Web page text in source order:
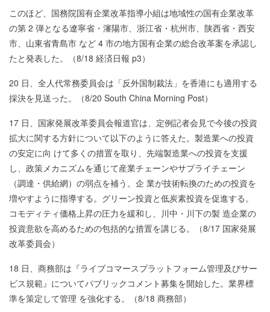
このほど、国務院国有企業改革指導小組は地域性の国有企業改革
の第 2 弾となる遼寧省・瀋陽市、浙江省・杭州市、陕西省・西安
市、山東省青島市 など 4 市の地方国有企業の総合改革案を承認し
たと発表した。（8/18 経済日報 p3）
20 日、全人代常務委員会は「反外国制裁法」を香港にも適用する
採決を見送った。（8/20 South China Morning Post）
17 日、国家発展改革委員会報道官は、定例記者会見で今後の投資
拡大に関する方針について以下のように答えた。製造業への投資
の安定に向 けて多くの措置を取り、先端製造業への投資を支援
し、政策メカニズムを通じて産業チェーンやサプライチェーン
（調達・供給網）の弱点を補う。企 業が技術転換のための投資を
増やすように指導する。グリーン投資と低炭素投資を促進する。
コモディティ価格上昇の圧力を緩和し、川中・川下の製 造企業の
投資意欲を高めるための包括的な措置を講じる。（8/17 国家発展
改革委員会）
18 日、商務部は『ライブコマースプラットフォーム管理及びサー
ビス規範』についてパブリックコメント募集を開始した。業界標
準を策定して管理 を強化する。（8/18 商務部）